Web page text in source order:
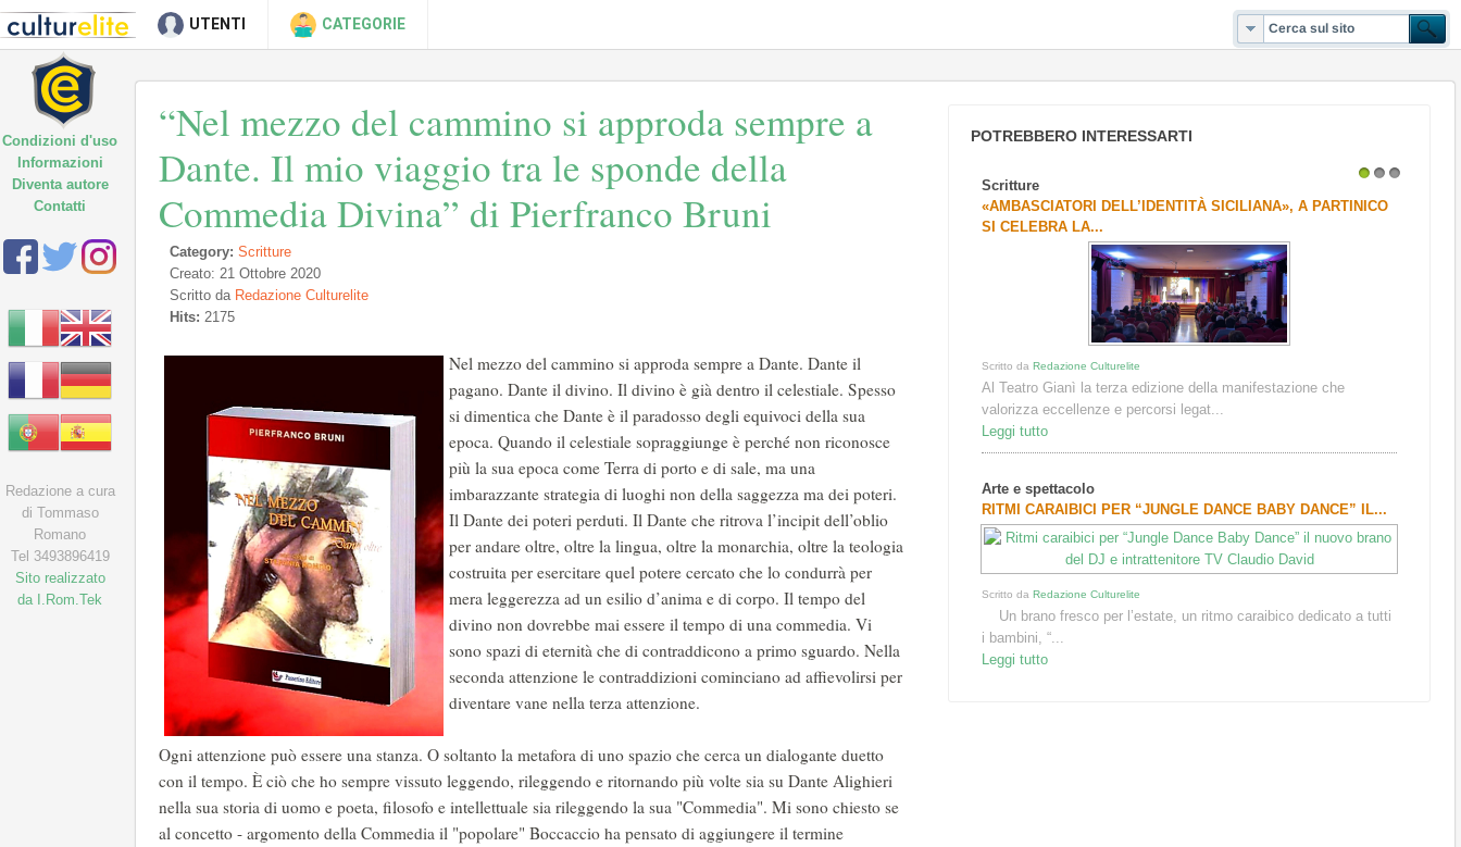
UTENTI CATEGORIE
“Nel mezzo del cammino si approda sempre a
Dante. Il mio viaggio tra le sponde della
Commedia Divina” di Pierfranco Bruni
Category: Scritture
Creato: 21 Ottobre 2020
Scritto da Redazione Culturelite
Hits: 2175
Nel mezzo del cammino si approda sempre a Dante. Dante il
pagano. Dante il divino. Il divino è già dentro il celestiale. Spesso
si dimentica che Dante è il paradosso degli equivoci della sua
epoca. Quando il celestiale sopraggiunge è perché non riconosce
più la sua epoca come Terra di porto e di sale, ma una
imbarazzante strategia di luoghi non della saggezza ma dei poteri.
Il Dante dei poteri perduti. Il Dante che ritrova l’incipit dell’oblio
per andare oltre, oltre la lingua, oltre la monarchia, oltre la teologia
costruita per esercitare quel potere cercato che lo condurrà per
mera leggerezza ad un esilio d’anima e di corpo. Il tempo del
divino non dovrebbe mai essere il tempo di una commedia. Vi
sono spazi di eternità che di contraddicono a primo sguardo. Nella
seconda attenzione le contraddizioni cominciano ad affievolirsi per
diventare vane nella terza attenzione.
Ogni attenzione può essere una stanza. O soltanto la metafora di uno spazio che cerca un dialogante duetto
con il tempo. È ciò che ho sempre vissuto leggendo, rileggendo e ritornando più volte sia su Dante Alighieri
nella sua storia di uomo e poeta, filosofo e intellettuale sia rileggendo la sua "Commedia". Mi sono chiesto se
al concetto - argomento della Commedia il "popolare" Boccaccio ha pensato di aggiungere il termine
POTREBBERO INTERESSARTI
Scritture
«AMBASCIATORI DELL’IDENTITÀ SICILIANA», A PARTINICO
SI CELEBRA LA...
Scritto daRedazione Culturelite
Al Teatro Gianì la terza edizione della manifestazione che
valorizza eccellenze e percorsi legat...
Leggi tutto
Arte e spettacolo
RITMI CARAIBICI PER “JUNGLE DANCE BABY DANCE” IL...
Scritto daRedazione Culturelite
Un brano fresco per l’estate, un ritmo caraibico dedicato a tutti
i bambini, “...
Leggi tutto
Condizioni d'uso
Informazioni
Diventa autore
Contatti
Redazione a cura
di Tommaso
Romano
Tel 3493896419
Sito realizzato
da I.Rom.Tek